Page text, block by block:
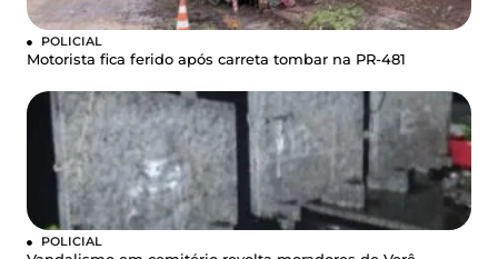
POLICIAL
Motorista fica ferido após carreta tombar na PR-481
POLICIAL